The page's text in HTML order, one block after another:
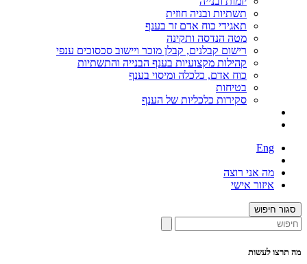
תשתיות ובניה חוזית
תאגידי כוח אדם זר בענף
מטה הנדסה ותקינה
רישום קבלנים, קבלן מוכר ויישוב סכסוכים ענפי
קהילות מקצועיות בענף הבנייה והתשתיות
כוח אדם, כלכלה ומיסוי בענף
בטיחות
סקירות כלכליות של הענף
Eng
מה אני רוצה
איזור אישי
סגור חיפוש
מה תרצו לעשות